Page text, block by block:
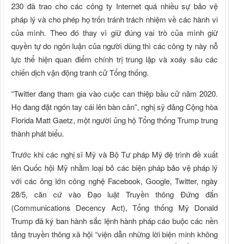
230 đã trao cho các công ty Internet quá nhiều sự bảo vệ
pháp lý và cho phép họ trốn tránh trách nhiệm về các hành vi
của mình. Theo đó thay vì giữ đúng vai trò của mình giữ
quyền tự do ngôn luận của người dùng thì các công ty này nỗ
lực thể hiện quan điểm chính trị trung lập và xoáy sâu các
chiến dịch vận động tranh cử Tổng thống.
“Twitter đang tham gia vào cuộc can thiệp bầu cử năm 2020.
Họ đang đặt ngón tay cái lên bàn cân”, nghị sỹ đảng Cộng hòa
Florida Matt Gaetz, một người ủng hộ Tổng thống Trump trung
thành phát biểu.
Trước khi các nghị sĩ Mỹ và Bộ Tư pháp Mỹ đệ trình đề xuất
lên Quốc hội Mỹ nhằm loại bỏ các biện pháp bảo vệ pháp lý
với các ông lớn công nghệ Facebook, Google, Twitter, ngày
28/5, căn cứ vào Đạo luật Truyền thông Đứng đắn
(Communications Decency Act), Tổng thống Mỹ Donald
Trump đã ký ban hành sắc lệnh hành pháp cáo buộc các nền
tảng truyền thông xã hội “viện dẫn những lời biện minh không